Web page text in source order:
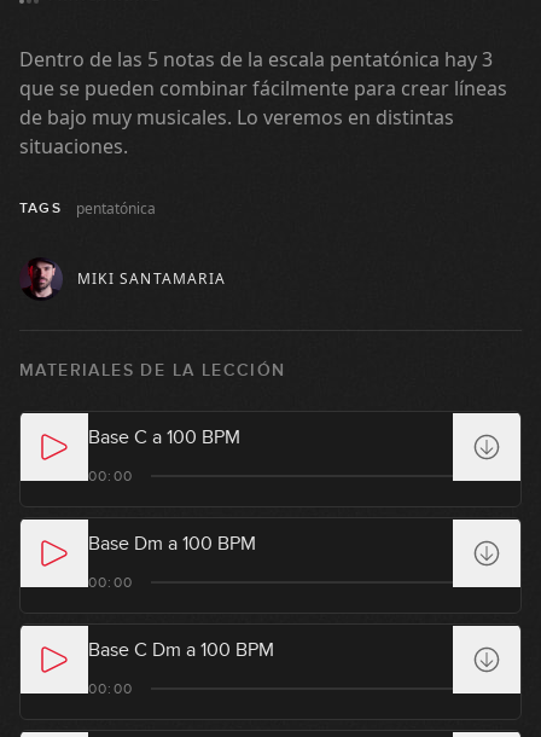
Dentro de las 5 notas de la escala pentatónica hay 3
que se pueden combinar fácilmente para crear líneas
de bajo muy musicales. Lo veremos en distintas
situaciones.
TAGS pentatónica
MIKI SANTAMARIA
MATERIALES DE LA LECCIÓN
Base C a 100 BPM
00:00
Base Dm a 100 BPM
00:00
Base C Dm a 100 BPM
00:00